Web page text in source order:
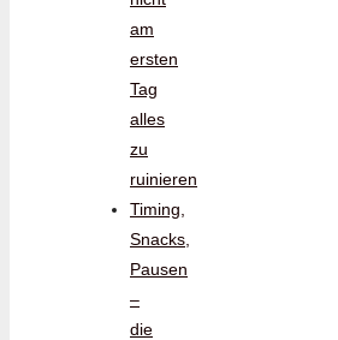
am
ersten
Tag
alles
zu
ruinieren
Timing,
Snacks,
Pausen
–
die